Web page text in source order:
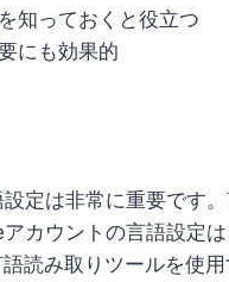
知っておくと役立つ
にも効果的
定は非常に重要です
カウントの言語設定
読み取りツールを使